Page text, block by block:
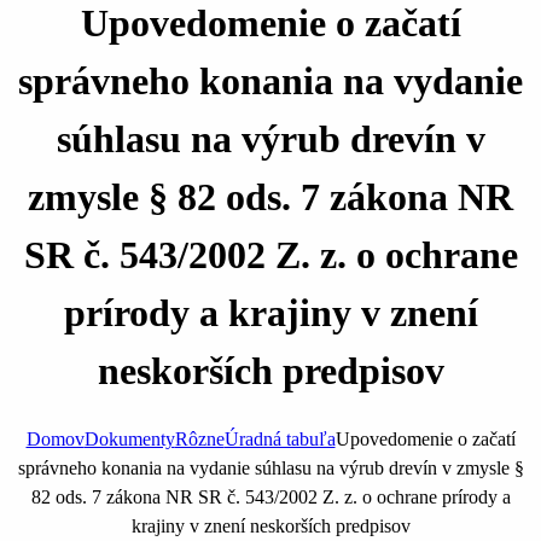
Upovedomenie o začatí
správneho konania na vydanie
súhlasu na výrub drevín v
zmysle § 82 ods. 7 zákona NR
SR č. 543/2002 Z. z. o ochrane
prírody a krajiny v znení
neskorších predpisov
DomovDokumentyRôzneÚradná tabuľaUpovedomenie o začatí
správneho konania na vydanie súhlasu na výrub drevín v zmysle §
82 ods. 7 zákona NR SR č. 543/2002 Z. z. o ochrane prírody a
krajiny v znení neskorších predpisov